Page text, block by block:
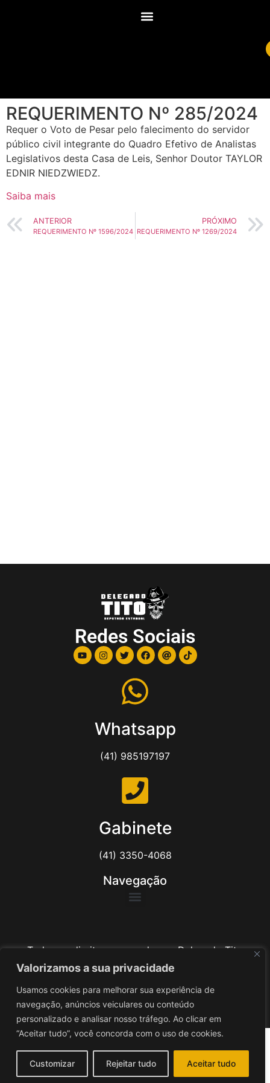
Valorizamos a sua privacidade
Usamos cookies para melhorar sua experiência de
navegação, anúncios veiculares ou conteúdo
personalizado e analisar nosso tráfego. Ao clicar em
“Aceitar tudo”, você concorda com o uso de cookies.
Customizar Rejeitar tudo Aceitar tudo
REQUERIMENTO Nº 285/2024
Requer o Voto de Pesar pelo falecimento do servidor
público civil integrante do Quadro Efetivo de Analistas
Legislativos desta Casa de Leis, Senhor Doutor TAYLOR
EDNIR NIEDZWIEDZ.
Saiba mais
ANTERIOR
REQUERIMENTO Nº 1596/2024
PRÓXIMO
REQUERIMENTO Nº 1269/2024
Redes Sociais
Whatsapp
(41) 985197197
Gabinete
(41) 3350-4068
Navegação
Todos os direitos reservados ao Delegado Tito
Barichello
Desenvolvido poriv3